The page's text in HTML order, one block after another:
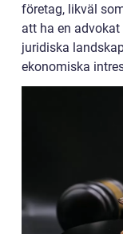
företag, likväl
att ha en
juridiska
ekonomiska